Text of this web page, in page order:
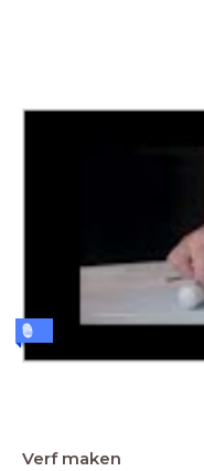
Verf maken